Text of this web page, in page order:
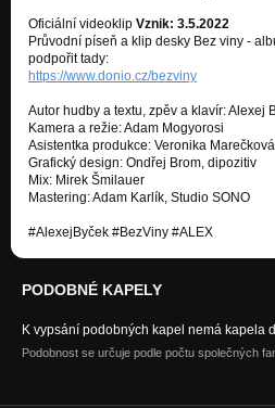
Oficiální videoklip Vznik: 3.5.2022
Průvodní píseň a klip desky Bez viny -
podpořit tady:
https://www.donio.cz/bezviny
Autor hudby a textu, zpěv a klavír: Alexej
Kamera a režie: Adam Mogyorosi
Asistentka produkce: Veronika Marečková
Grafický design: Ondřej Brom, dipozitiv
Mix: Mirek Šmilauer
Mastering: Adam Karlík, Studio SONO
#AlexejByček #BezViny #ALEX
PODOBNÉ KAPELY
K vypsání podobných kapel nemá kapela
Podobnost se určuje podle počtu společných